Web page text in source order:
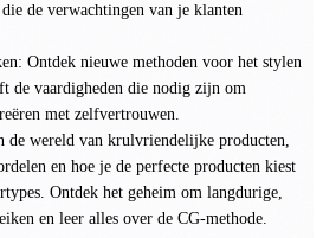
de verwachtingen van je klanten
Ontdek nieuwe methoden voor het stylen
de vaardigheden die nodig zijn om
met zelfvertrouwen.
de wereld van krulvriendelijke producten,
en hoe je de perfecte producten kiest
Ontdek het geheim om langdurige,
en leer alles over de CG-methode.